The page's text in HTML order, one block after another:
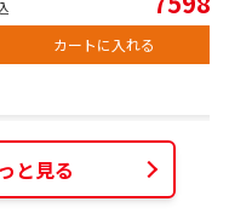
カートに入れる
と見る